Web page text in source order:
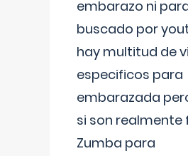
embarazo ni
buscado por
hay multitud de
especificos para
embarazada
si son realmente
Zumba para